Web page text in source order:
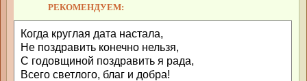
РЕКОМЕНДУЕМ:
Когда круглая дата настала,
Не поздравить конечно нельзя,
С годовщиной поздравить я рада,
Всего светлого, благ и добра!